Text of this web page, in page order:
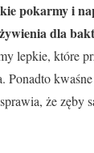
pokarmy i
dla
lepkie, które
Ponadto
że zęby